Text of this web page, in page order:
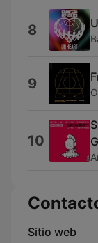
8
9
10
Sitio web